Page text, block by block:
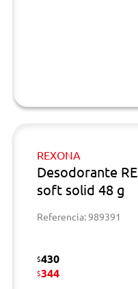
REXONA
Desodorante
soft solid 48 g
Referencia: 989391
$430
$344